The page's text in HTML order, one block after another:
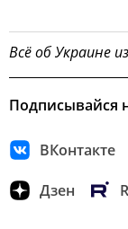
Всё об Украине
Подписывайся
ВКонтакте
Дзен